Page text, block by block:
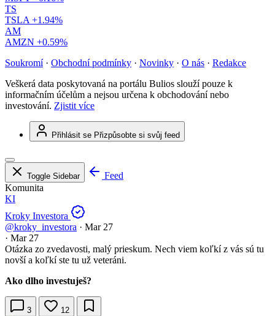
TS
TSLA +1.94%
AM
AMZN +0.59%
Soukromí · Obchodní podmínky · Novinky · O nás · Redakce
Veškerá data poskytovaná na portálu Bulios slouží pouze k
informačním účelům a nejsou určena k obchodování nebo
investování. Zjistit více
Přihlásit se Přizpůsobte si svůj feed
Toggle Sidebar
Feed
Komunita
KI
Kroky Investora
@kroky_investora · Mar 27
· Mar 27
Otázka zo zvedavosti, malý prieskum. Nech viem koľkí z vás sú tu
novší a koľkí ste tu už veteráni.
Ako dlho investuješ?
3 12